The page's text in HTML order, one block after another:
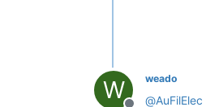
W weado
@AuFilElec